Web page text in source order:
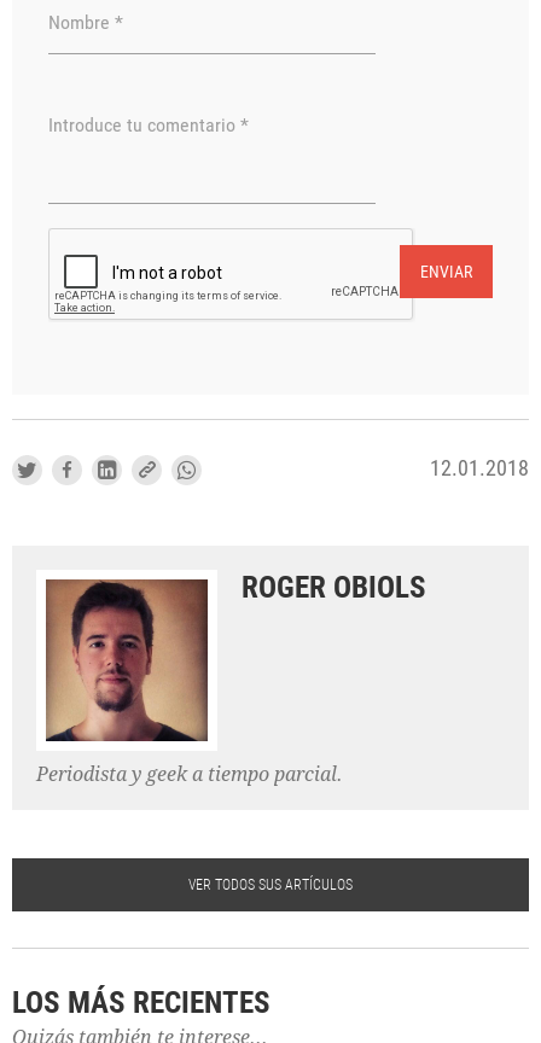
Nombre *
Introduce tu comentario *
ENVIAR
12.01.2018
ROGER OBIOLS
Periodista y geek a tiempo parcial.
VER TODOS SUS ARTÍCULOS
LOS MÁS RECIENTES
Quizás también te interese...